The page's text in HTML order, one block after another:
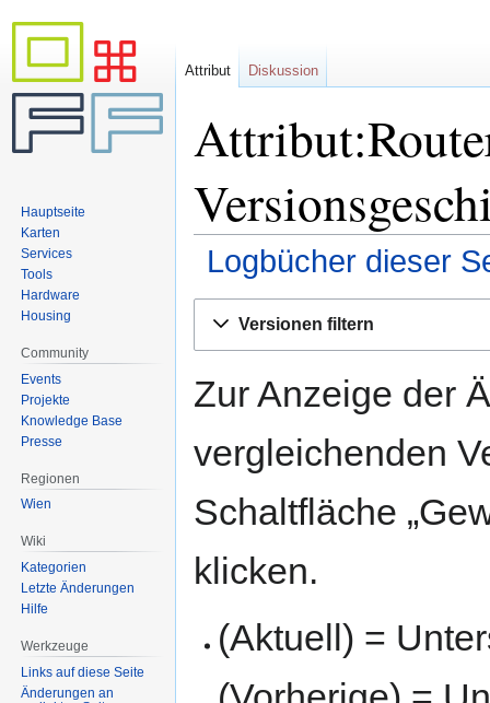
Logbücher dieser
Navigation
Suche
Versionen filtern
Zur Anzeige der
vergleichenden
Schaltfläche
klicken.
(Aktuell) =
Attribut Diskussion
Hauptseite
Karten
Services
Tools
Hardware
Housing
Community
Events
Projekte
Knowledge Base
Presse
Regionen
Wien
Wiki
Kategorien
Letzte Änderungen
Hilfe
Werkzeuge
Links auf diese Seite
Änderungen an